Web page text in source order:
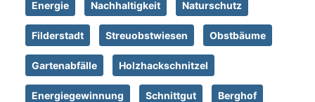
Energie Nachhaltigkeit Naturschutz
Filderstadt Streuobstwiesen Obstbäume
Gartenabfälle Holzhackschnitzel
Energiegewinnung Schnittgut Berghof